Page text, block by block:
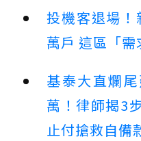
投機客退場
萬戶 這區「
基泰大直爛
萬！律師揭3
止付搶救自備